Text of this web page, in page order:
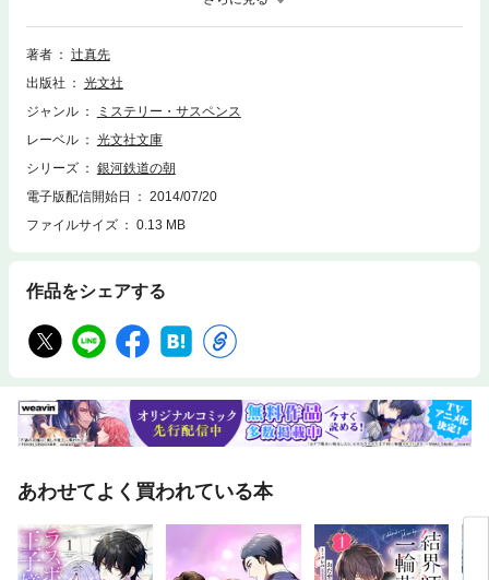
れぎぬを着せられた犬の疑いを晴らすため、宮沢賢治ゆかりの花巻へ向か
うルパン一行。
著者
辻真先
出版社
光文社
ジャンル
ミステリー・サスペンス
レーベル
光文社文庫
シリーズ
銀河鉄道の朝
電子版配信開始日
2014/07/20
ファイルサイズ
0.13 MB
作品をシェアする
あわせてよく買われている本